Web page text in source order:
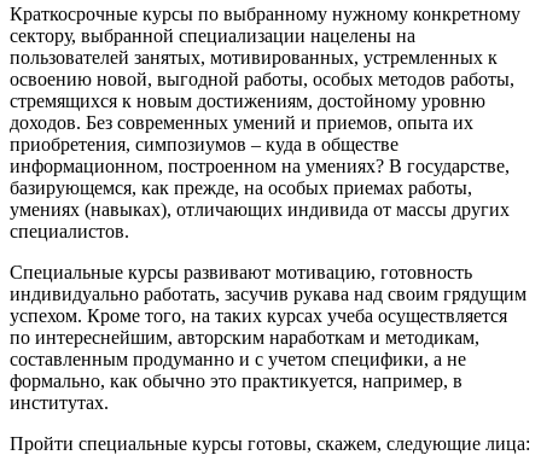
Краткосрочные курсы по выбранному нужному конкретному
сектору, выбранной специализации нацелены на
пользователей занятых, мотивированных, устремленных к
освоению новой, выгодной работы, особых методов работы,
стремящихся к новым достижениям, достойному уровню
доходов. Без современных умений и приемов, опыта их
приобретения, симпозиумов – куда в обществе
информационном, построенном на умениях? В государстве,
базирующемся, как прежде, на особых приемах работы,
умениях (навыках), отличающих индивида от массы других
специалистов.
Специальные курсы развивают мотивацию, готовность
индивидуально работать, засучив рукава над своим грядущим
успехом. Кроме того, на таких курсах учеба осуществляется
по интереснейшим, авторским наработкам и методикам,
составленным продуманно и с учетом специфики, а не
формально, как обычно это практикуется, например, в
институтах.
Пройти специальные курсы готовы, скажем, следующие лица: